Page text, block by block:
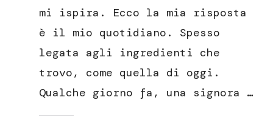
mi ispira. Ecco la mia risposta
è il mio quotidiano. Spesso
legata agli ingredienti che
trovo, come quella di oggi.
Qualche giorno fa, una signora …